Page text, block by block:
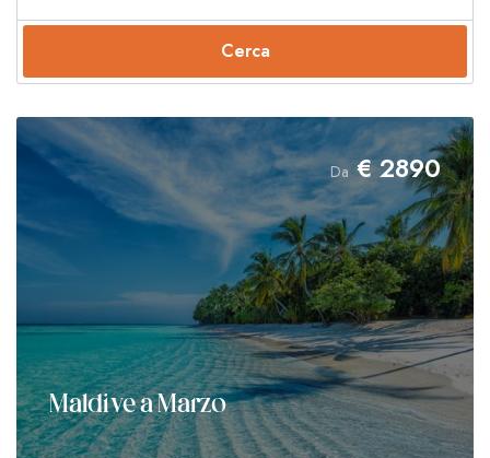
Cerca
Da €2890
Maldive a Marzo